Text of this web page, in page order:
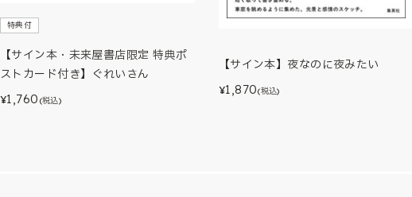
特典付
【サイン本・未来屋書店限定 特典ポ
ストカード付き】ぐれいさん
¥1,760 (税込)
【サイン本】夜なのに夜みたい
¥1,870(税込)